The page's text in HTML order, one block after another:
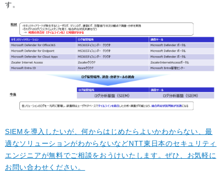
す。
SIEMを導入したいが、何からはじめたらよいかわからない、最
適なソリューションがわからないなどNTT東日本のセキュリティ
エンジニアが無料でご相談をおうけいたします。ぜひ、お気軽に
お問い合わせください。